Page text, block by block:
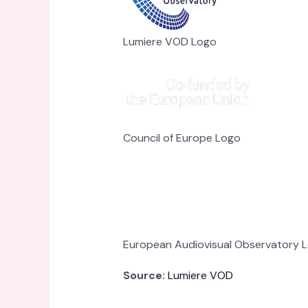
Lumiere VOD Logo
Council of Europe Logo
European Audiovisual Observatory
Source: Lumiere VOD